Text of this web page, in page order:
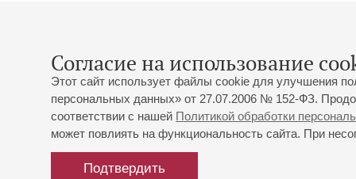
Согласие на использование
Этот сайт использует файлы cookie для улучшения
персональных данных» от 27.07.2006 № 152-ФЗ.
соответствии с нашей Политикой обработки
может повлиять на функциональность сайта. При
Подтвердить